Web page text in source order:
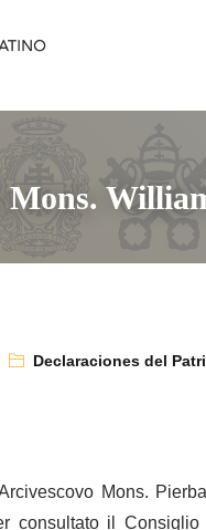
Mons.
Declaraciones del
Mons.